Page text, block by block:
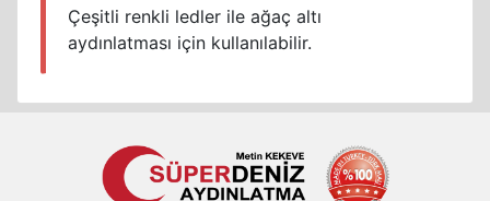
Çeşitli renkli ledler ile ağaç altı
aydınlatması için kullanılabilir.